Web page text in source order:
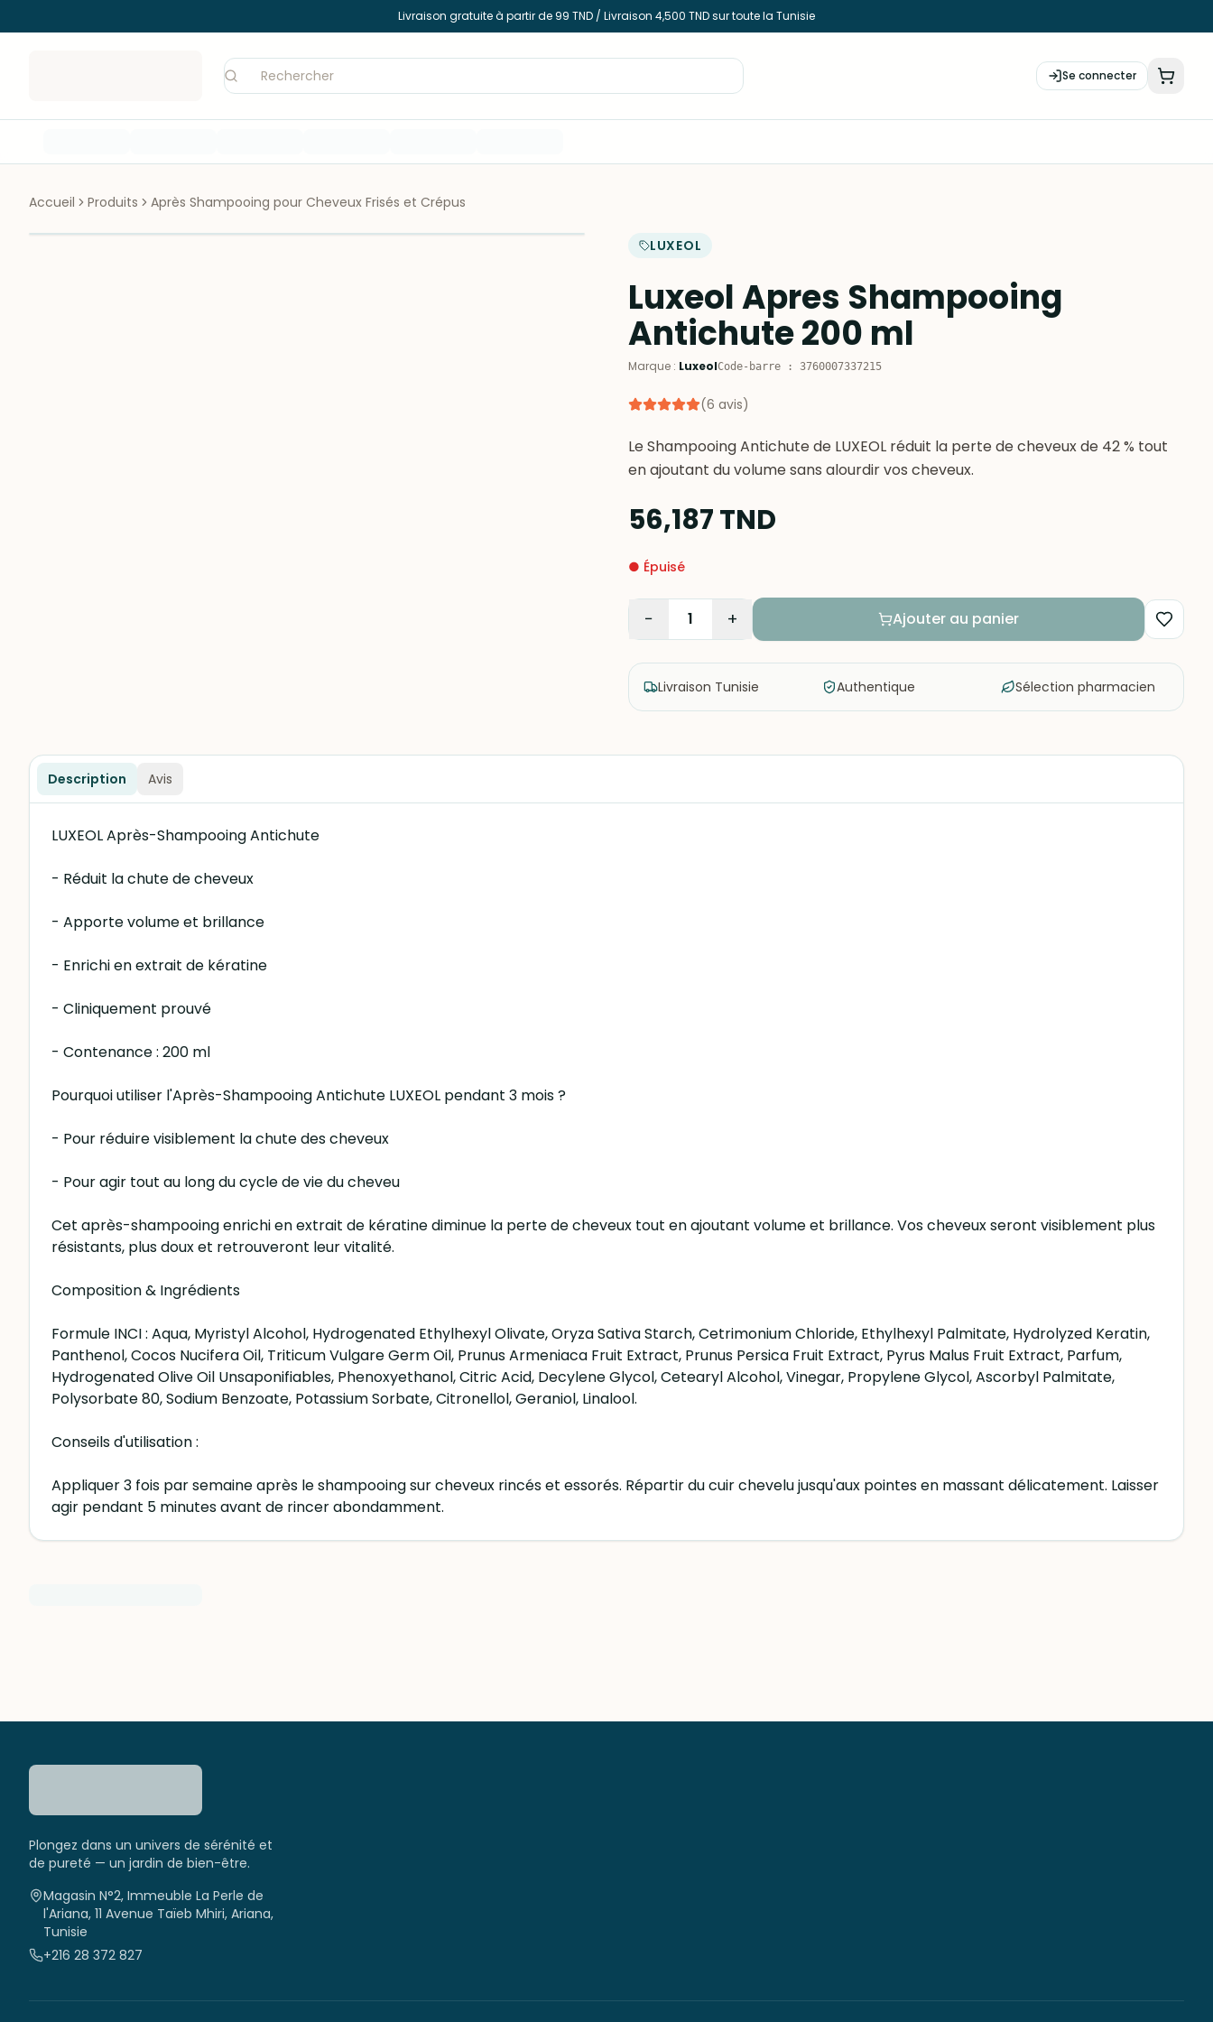
Livraison gratuite à partir de 99 TND / Livraison 4,500 TND sur toute la Tunisie
Se connecter
Accueil Produits Après Shampooing pour Cheveux Frisés et Crépus
LUXEOL
Luxeol Apres Shampooing
Antichute 200 ml
Marque : LuxeolCode-barre : 3760007337215
(6 avis)
Le Shampooing Antichute de LUXEOL réduit la perte de cheveux de 42 % tout
en ajoutant du volume sans alourdir vos cheveux.
56,187TND
● Épuisé
− 1 + Ajouter au panier
Livraison Tunisie Authentique Sélection pharmacien
Description Avis
LUXEOL Après-Shampooing Antichute
- Réduit la chute de cheveux
- Apporte volume et brillance
- Enrichi en extrait de kératine
- Cliniquement prouvé
- Contenance : 200 ml
Pourquoi utiliser l'Après-Shampooing Antichute LUXEOL pendant 3 mois ?
- Pour réduire visiblement la chute des cheveux
- Pour agir tout au long du cycle de vie du cheveu
Cet après-shampooing enrichi en extrait de kératine diminue la perte de cheveux tout en ajoutant volume et brillance. Vos cheveux seront visiblement plus
résistants, plus doux et retrouveront leur vitalité.
Composition & Ingrédients
Formule INCI : Aqua, Myristyl Alcohol, Hydrogenated Ethylhexyl Olivate, Oryza Sativa Starch, Cetrimonium Chloride, Ethylhexyl Palmitate, Hydrolyzed Keratin,
Panthenol, Cocos Nucifera Oil, Triticum Vulgare Germ Oil, Prunus Armeniaca Fruit Extract, Prunus Persica Fruit Extract, Pyrus Malus Fruit Extract, Parfum,
Hydrogenated Olive Oil Unsaponifiables, Phenoxyethanol, Citric Acid, Decylene Glycol, Cetearyl Alcohol, Vinegar, Propylene Glycol, Ascorbyl Palmitate,
Polysorbate 80, Sodium Benzoate, Potassium Sorbate, Citronellol, Geraniol, Linalool.
Conseils d'utilisation :
Appliquer 3 fois par semaine après le shampooing sur cheveux rincés et essorés. Répartir du cuir chevelu jusqu'aux pointes en massant délicatement. Laisser
agir pendant 5 minutes avant de rincer abondamment.
Plongez dans un univers de sérénité et
de pureté — un jardin de bien-être.
Magasin N°2, Immeuble La Perle de
l'Ariana, 11 Avenue Taïeb Mhiri, Ariana,
Tunisie
+216 28 372 827